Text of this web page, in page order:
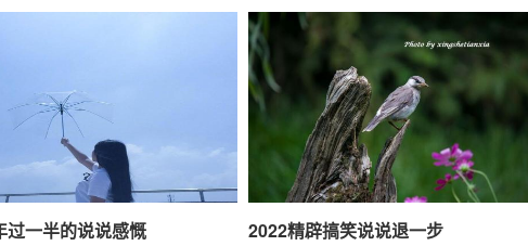
贵。
万物的来和去，都有他的时间。
爱你。有的人，连争吵都没有，却已经消失在人海。原来，冷漠
过一半的说说感慨 2022精辟搞笑说说退一步